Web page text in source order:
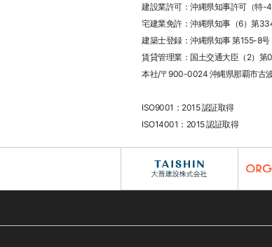
建設業許可：沖縄県知事許可（特-
宅建業免許：沖縄県知事（6）第
建築士登録：沖縄県知事 第155-8号
賃貸管理業：国土交通大臣（2）第
本社/〒900-0024 沖縄県那覇市古
ISO9001：2015 認証取得
ISO14001：2015 認証取得